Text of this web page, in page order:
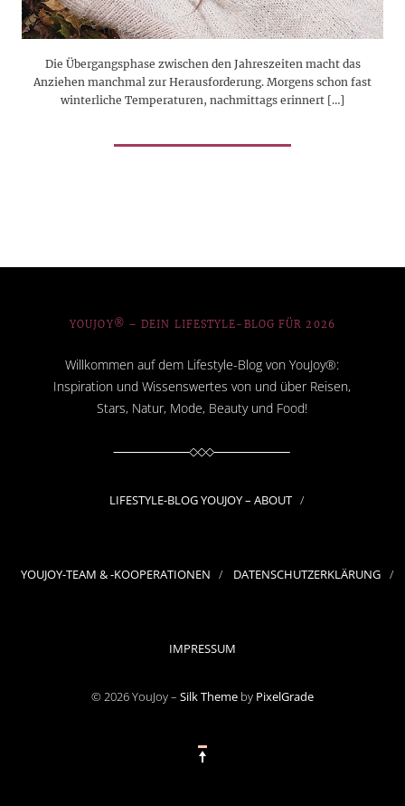
Die Übergangsphase zwischen den Jahreszeiten macht das
Anziehen manchmal zur Herausforderung. Morgens schon fast
winterliche Temperaturen, nachmittags erinnert […]
YOUJOY® – DEIN LIFESTYLE-BLOG FÜR 2026
Willkommen auf dem Lifestyle-Blog von YouJoy®:
Inspiration und Wissenswertes von und über Reisen,
Stars, Natur, Mode, Beauty und Food!
LIFESTYLE-BLOG YOUJOY – ABOUT
YOUJOY-TEAM & -KOOPERATIONEN DATENSCHUTZERKLÄRUNG
IMPRESSUM
© 2026 YouJoy – Silk Theme by PixelGrade